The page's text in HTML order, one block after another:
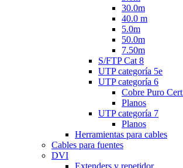
30.0m
40.0 m
5.0m
50.0m
7.50m
S/FTP Cat 8
UTP categoría 5e
UTP categoría 6
Cobre Puro
Planos
UTP categoría 7
Planos
Herramientas para cables
Cables para fuentes
DVI